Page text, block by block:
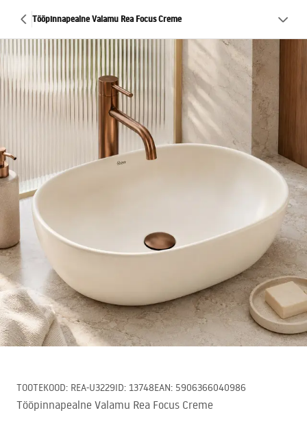
Tööpinnapealne Valamu Rea Focus Creme
TOOTEKOOD: REA-U3229ID: 13748EAN: 5906366040986
Tööpinnapealne Valamu Rea Focus Creme